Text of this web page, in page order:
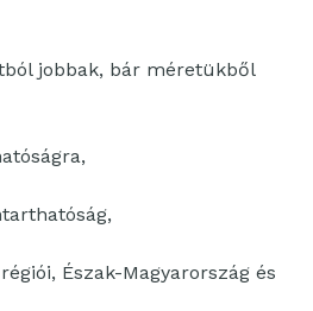
jobbak, bár méretükből
Észak-Magyarország és